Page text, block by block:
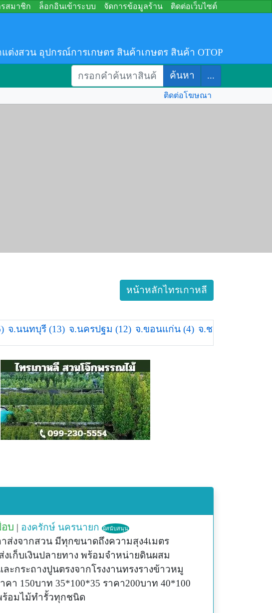
สมาชิก ล็อกอินเข้าระบบ จัดการข้อมูลร้าน ติดต่อเว็บไซต์
งสวน อุปกรณ์การเกษตร สินค้าเกษตร สินค้า OTOP
ค้นหา ...
ติดต่อโฆษณา
หน้าหลักไทรเกาหลี
จ.นนทบุรี (13) จ.นครปฐม (12) จ.ขอนแก่น (4) จ.ชลบุรี (4)
บ | องครักษ์ นครนายก ผู้สนับสนุน
ส่งจากสวน มีทุกขนาดถึงความสุง4เมตร
งเก็บเงินปลายทาง พร้อมจำหน่ายดินผสม
ะกระถางปูนตรงจากโรงงานทรงรางข้าวหมู
คา 150บาท 35*100*35 ราคา200บาท 40*100
ร้อมไม้ทำรั้วทุกชนิด